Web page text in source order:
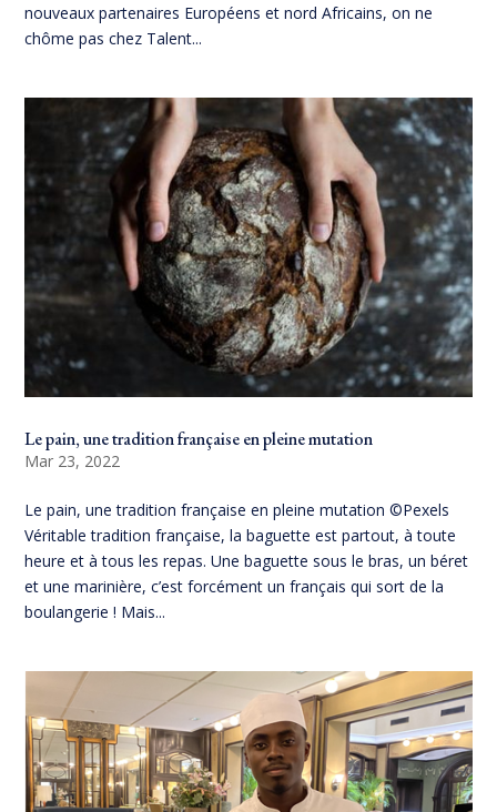
nouveaux partenaires Européens et nord Africains, on ne
chôme pas chez Talent...
Le pain, une tradition française en pleine mutation
Mar 23, 2022
Le pain, une tradition française en pleine mutation ©Pexels
Véritable tradition française, la baguette est partout, à toute
heure et à tous les repas. Une baguette sous le bras, un béret
et une marinière, c’est forcément un français qui sort de la
boulangerie ! Mais...